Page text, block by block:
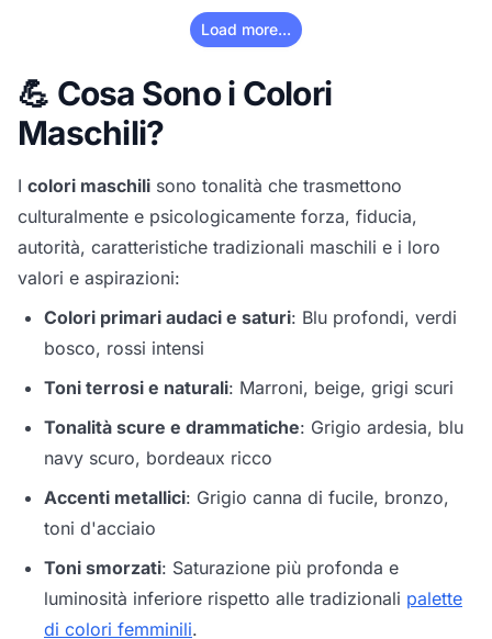
Load more...
💪 Cosa Sono i Colori
Maschili?
I colori maschili sono tonalità che trasmettono
culturalmente e psicologicamente forza, fiducia,
autorità, caratteristiche tradizionali maschili e i loro
valori e aspirazioni:
Colori primari audaci e saturi: Blu profondi, verdi
bosco, rossi intensi
Toni terrosi e naturali: Marroni, beige, grigi scuri
Tonalità scure e drammatiche: Grigio ardesia, blu
navy scuro, bordeaux ricco
Accenti metallici: Grigio canna di fucile, bronzo,
toni d'acciaio
Toni smorzati: Saturazione più profonda e
luminosità inferiore rispetto alle tradizionali palette
di colori femminili.